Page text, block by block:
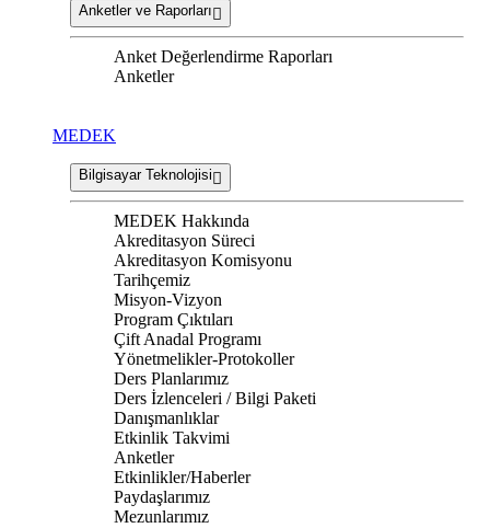
Anketler ve Raporları
Anket Değerlendirme Raporları
Anketler
MEDEK
Bilgisayar Teknolojisi
MEDEK Hakkında
Akreditasyon Süreci
Akreditasyon Komisyonu
Tarihçemiz
Misyon-Vizyon
Program Çıktıları
Çift Anadal Programı
Yönetmelikler-Protokoller
Ders Planlarımız
Ders İzlenceleri / Bilgi Paketi
Danışmanlıklar
Etkinlik Takvimi
Anketler
Etkinlikler/Haberler
Paydaşlarımız
Mezunlarımız